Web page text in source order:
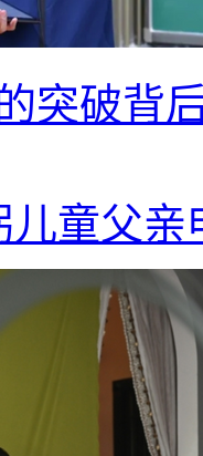
突破背
儿童父